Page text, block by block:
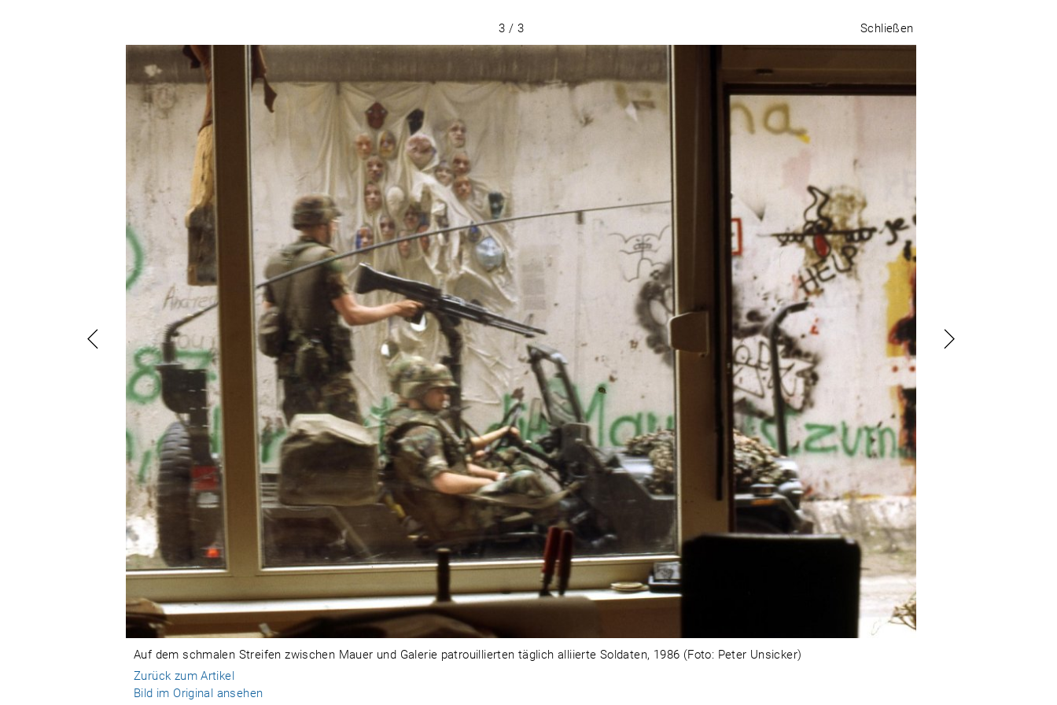
3 / 3 Schließen
Auf dem schmalen Streifen zwischen Mauer und Galerie patrouillierten täglich alliierte Soldaten, 1986 (Foto: Peter Unsicker)
Zurück zum Artikel
Bild im Original ansehen